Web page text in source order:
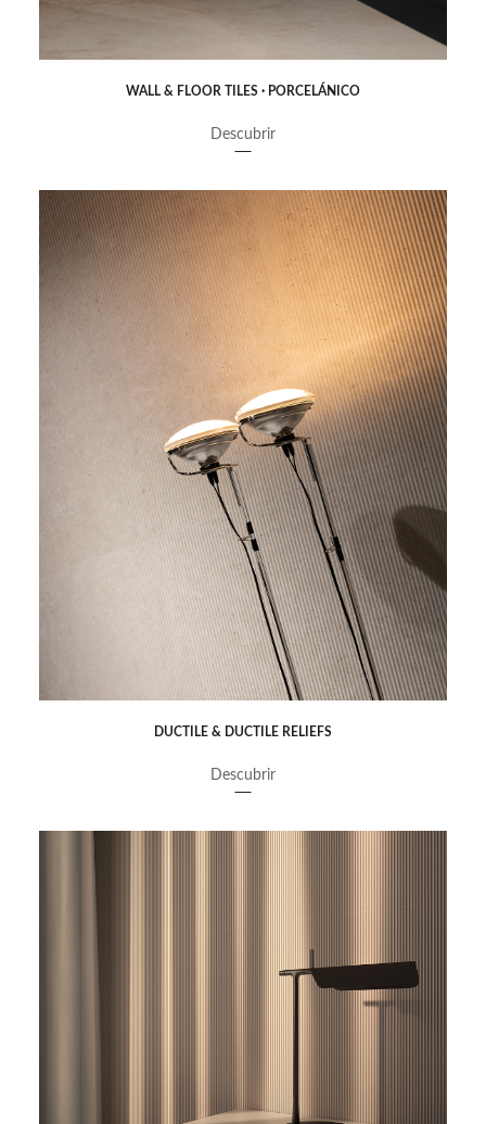
WALL & FLOOR TILES · PORCELÁNICO
Descubrir
DUCTILE & DUCTILE RELIEFS
Descubrir